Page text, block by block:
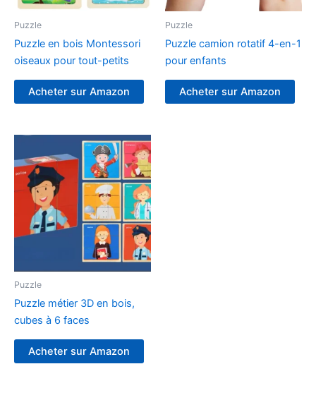
Puzzle
Puzzle en bois Montessori
oiseaux pour tout-petits
Acheter sur Amazon
Puzzle
Puzzle camion rotatif 4-en-1
pour enfants
Acheter sur Amazon
Puzzle
Puzzle métier 3D en bois,
cubes à 6 faces
Acheter sur Amazon